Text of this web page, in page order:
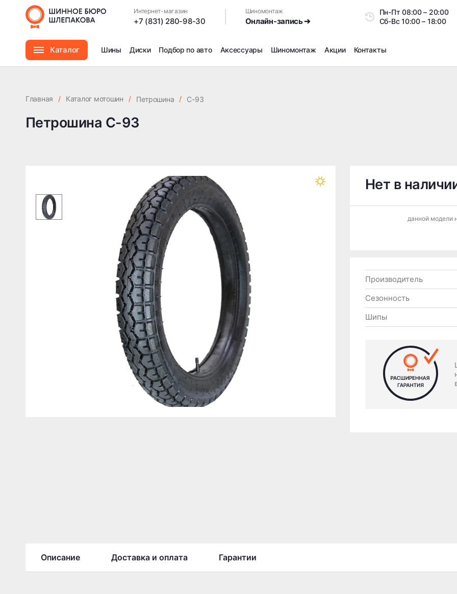
Интернет-магазин
+7 (831) 280-98-30
Шиномонтаж
Онлайн-запись ➔
Пн-Пт08:00 – 20:00
Сб-Вс10:00 – 18:00
Каталог Шины Диски Подбор по авто Аксессуары Шиномонтаж
Доп услуги на Шиномонтаже
Дошиповка, Ошиповка, Перешиповка зимней резины
Шумоизоляция покрышек
Подбор запчастей
Акции Контакты
Главная / Каталог мотошин / Петрошина / С-93
Петрошина С-93
Нет в
данной модели
Производитель
Сезонность
Шипы
Описание Доставка и оплата Гарантии